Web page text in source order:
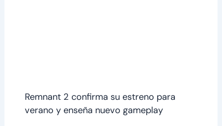
Remnant 2 confirma su estreno para
verano y enseña nuevo gameplay